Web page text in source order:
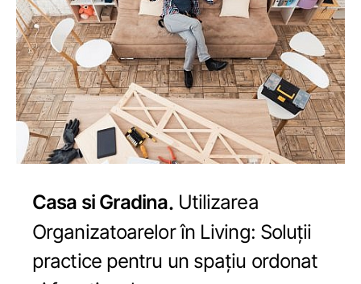
Casa si Gradina Utilizarea
Organizatoarelor în Living: Soluții
practice pentru un spațiu ordonat